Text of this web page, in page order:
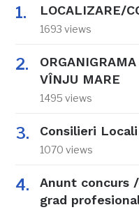
LOCALIZARE/
1693 views
VÎNJU MARE
1495 views
Consilieri Locali
1070 views
Anunt concurs
grad